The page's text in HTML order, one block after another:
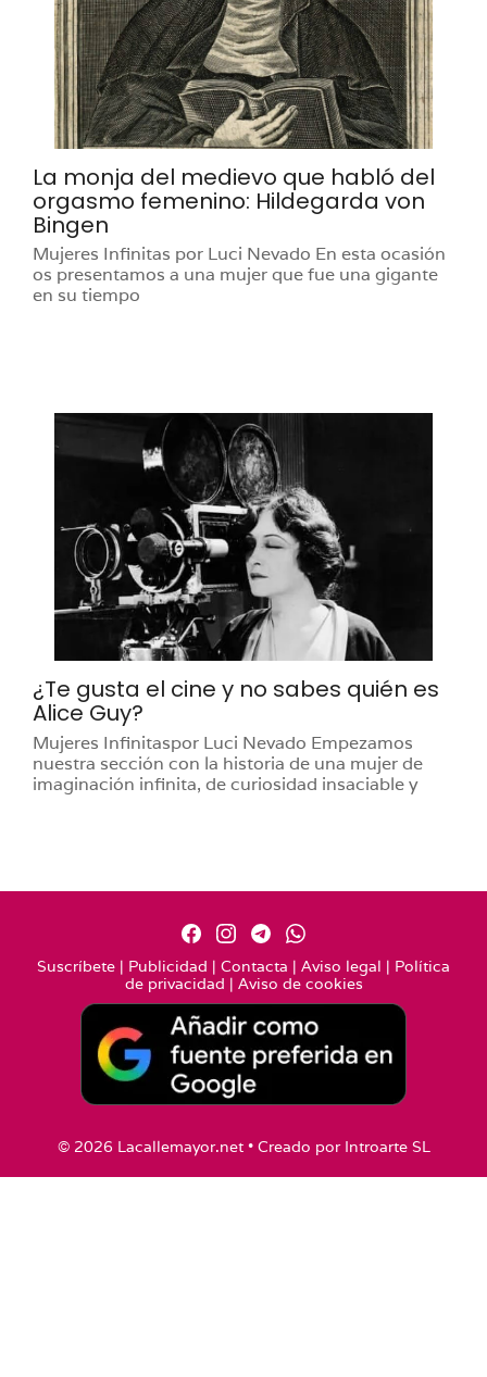
La monja del medievo que habló del
orgasmo femenino: Hildegarda von
Bingen
Mujeres Infinitas por Luci Nevado En esta ocasión
os presentamos a una mujer que fue una gigante
en su tiempo
¿Te gusta el cine y no sabes quién es
Alice Guy?
Mujeres Infinitaspor Luci Nevado Empezamos
nuestra sección con la historia de una mujer de
imaginación infinita, de curiosidad insaciable y
Suscríbete | Publicidad | Contacta | Aviso legal | Política
de privacidad | Aviso de cookies
© 2026 Lacallemayor.net • Creado por Introarte SL